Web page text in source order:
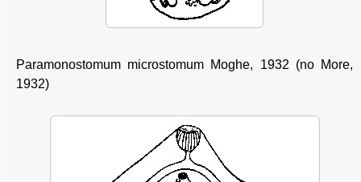
Paramonostomum microstomum Moghe, 1932 (no More,
1932)